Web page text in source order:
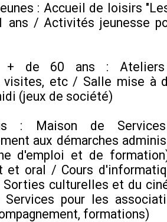
: Accueil de loisirs
ans / Activités jeunesse
de 60 ans : Ateliers
visites, etc / Salle mise à
(jeux de société)
: Maison de
aux démarches
d'emploi et de
et oral / Cours
culturelles et du
pour les
formations)